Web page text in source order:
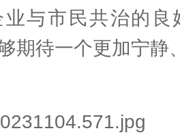
业与市民共治的
期待一个更加宁静